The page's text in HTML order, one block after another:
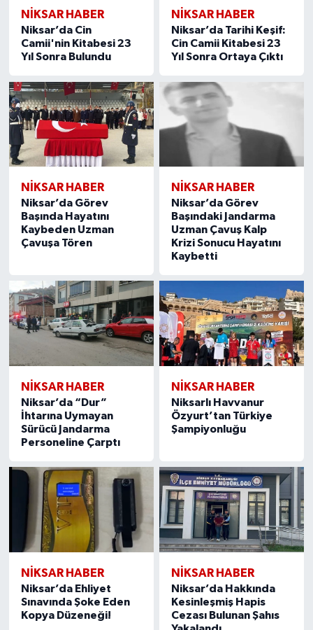
NİKSAR HABER
Niksar’da Cin
Camii'nin Kitabesi 23
Yıl Sonra Bulundu
NİKSAR HABER
Niksar’da Tarihi Keşif:
Cin Camii Kitabesi 23
Yıl Sonra Ortaya Çıktı
NİKSAR HABER
Niksar’da Görev
Başında Hayatını
Kaybeden Uzman
Çavuşa Tören
NİKSAR HABER
Niksar’da Görev
Başındaki Jandarma
Uzman Çavuş Kalp
Krizi Sonucu Hayatını
Kaybetti
NİKSAR HABER
Niksar’da “Dur”
İhtarına Uymayan
Sürücü Jandarma
Personeline Çarptı
NİKSAR HABER
Niksarlı Havvanur
Özyurt’tan Türkiye
Şampiyonluğu
NİKSAR HABER
Niksar’da Ehliyet
Sınavında Şoke Eden
Kopya Düzeneği!
NİKSAR HABER
Niksar’da Hakkında
Kesinleşmiş Hapis
Cezası Bulunan Şahıs